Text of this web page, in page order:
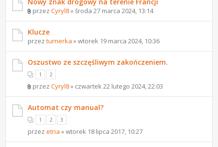
przezCyryl8» środa 27 marca 2024, 13:14
Klucze
przezturnerka » wtorek 19 marca 2024, 10:36
Oszustwo ze szczęśliwym zakończeniem.
1 2
przezCyryl8» czwartek 22 lutego 2024, 22:03
Automat czy manual?
1 2 3
przezetna » wtorek 18 lipca 2017, 10:27